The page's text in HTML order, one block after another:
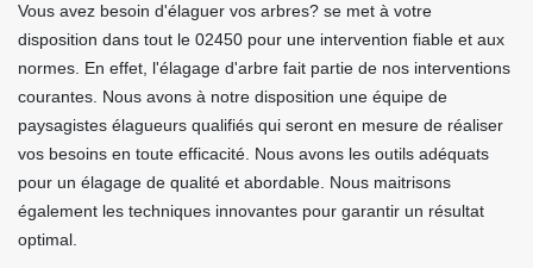
Vous avez besoin d'élaguer vos arbres? se met à votre
disposition dans tout le 02450 pour une intervention fiable et aux
normes. En effet, l'élagage d'arbre fait partie de nos interventions
courantes. Nous avons à notre disposition une équipe de
paysagistes élagueurs qualifiés qui seront en mesure de réaliser
vos besoins en toute efficacité. Nous avons les outils adéquats
pour un élagage de qualité et abordable. Nous maitrisons
également les techniques innovantes pour garantir un résultat
optimal.